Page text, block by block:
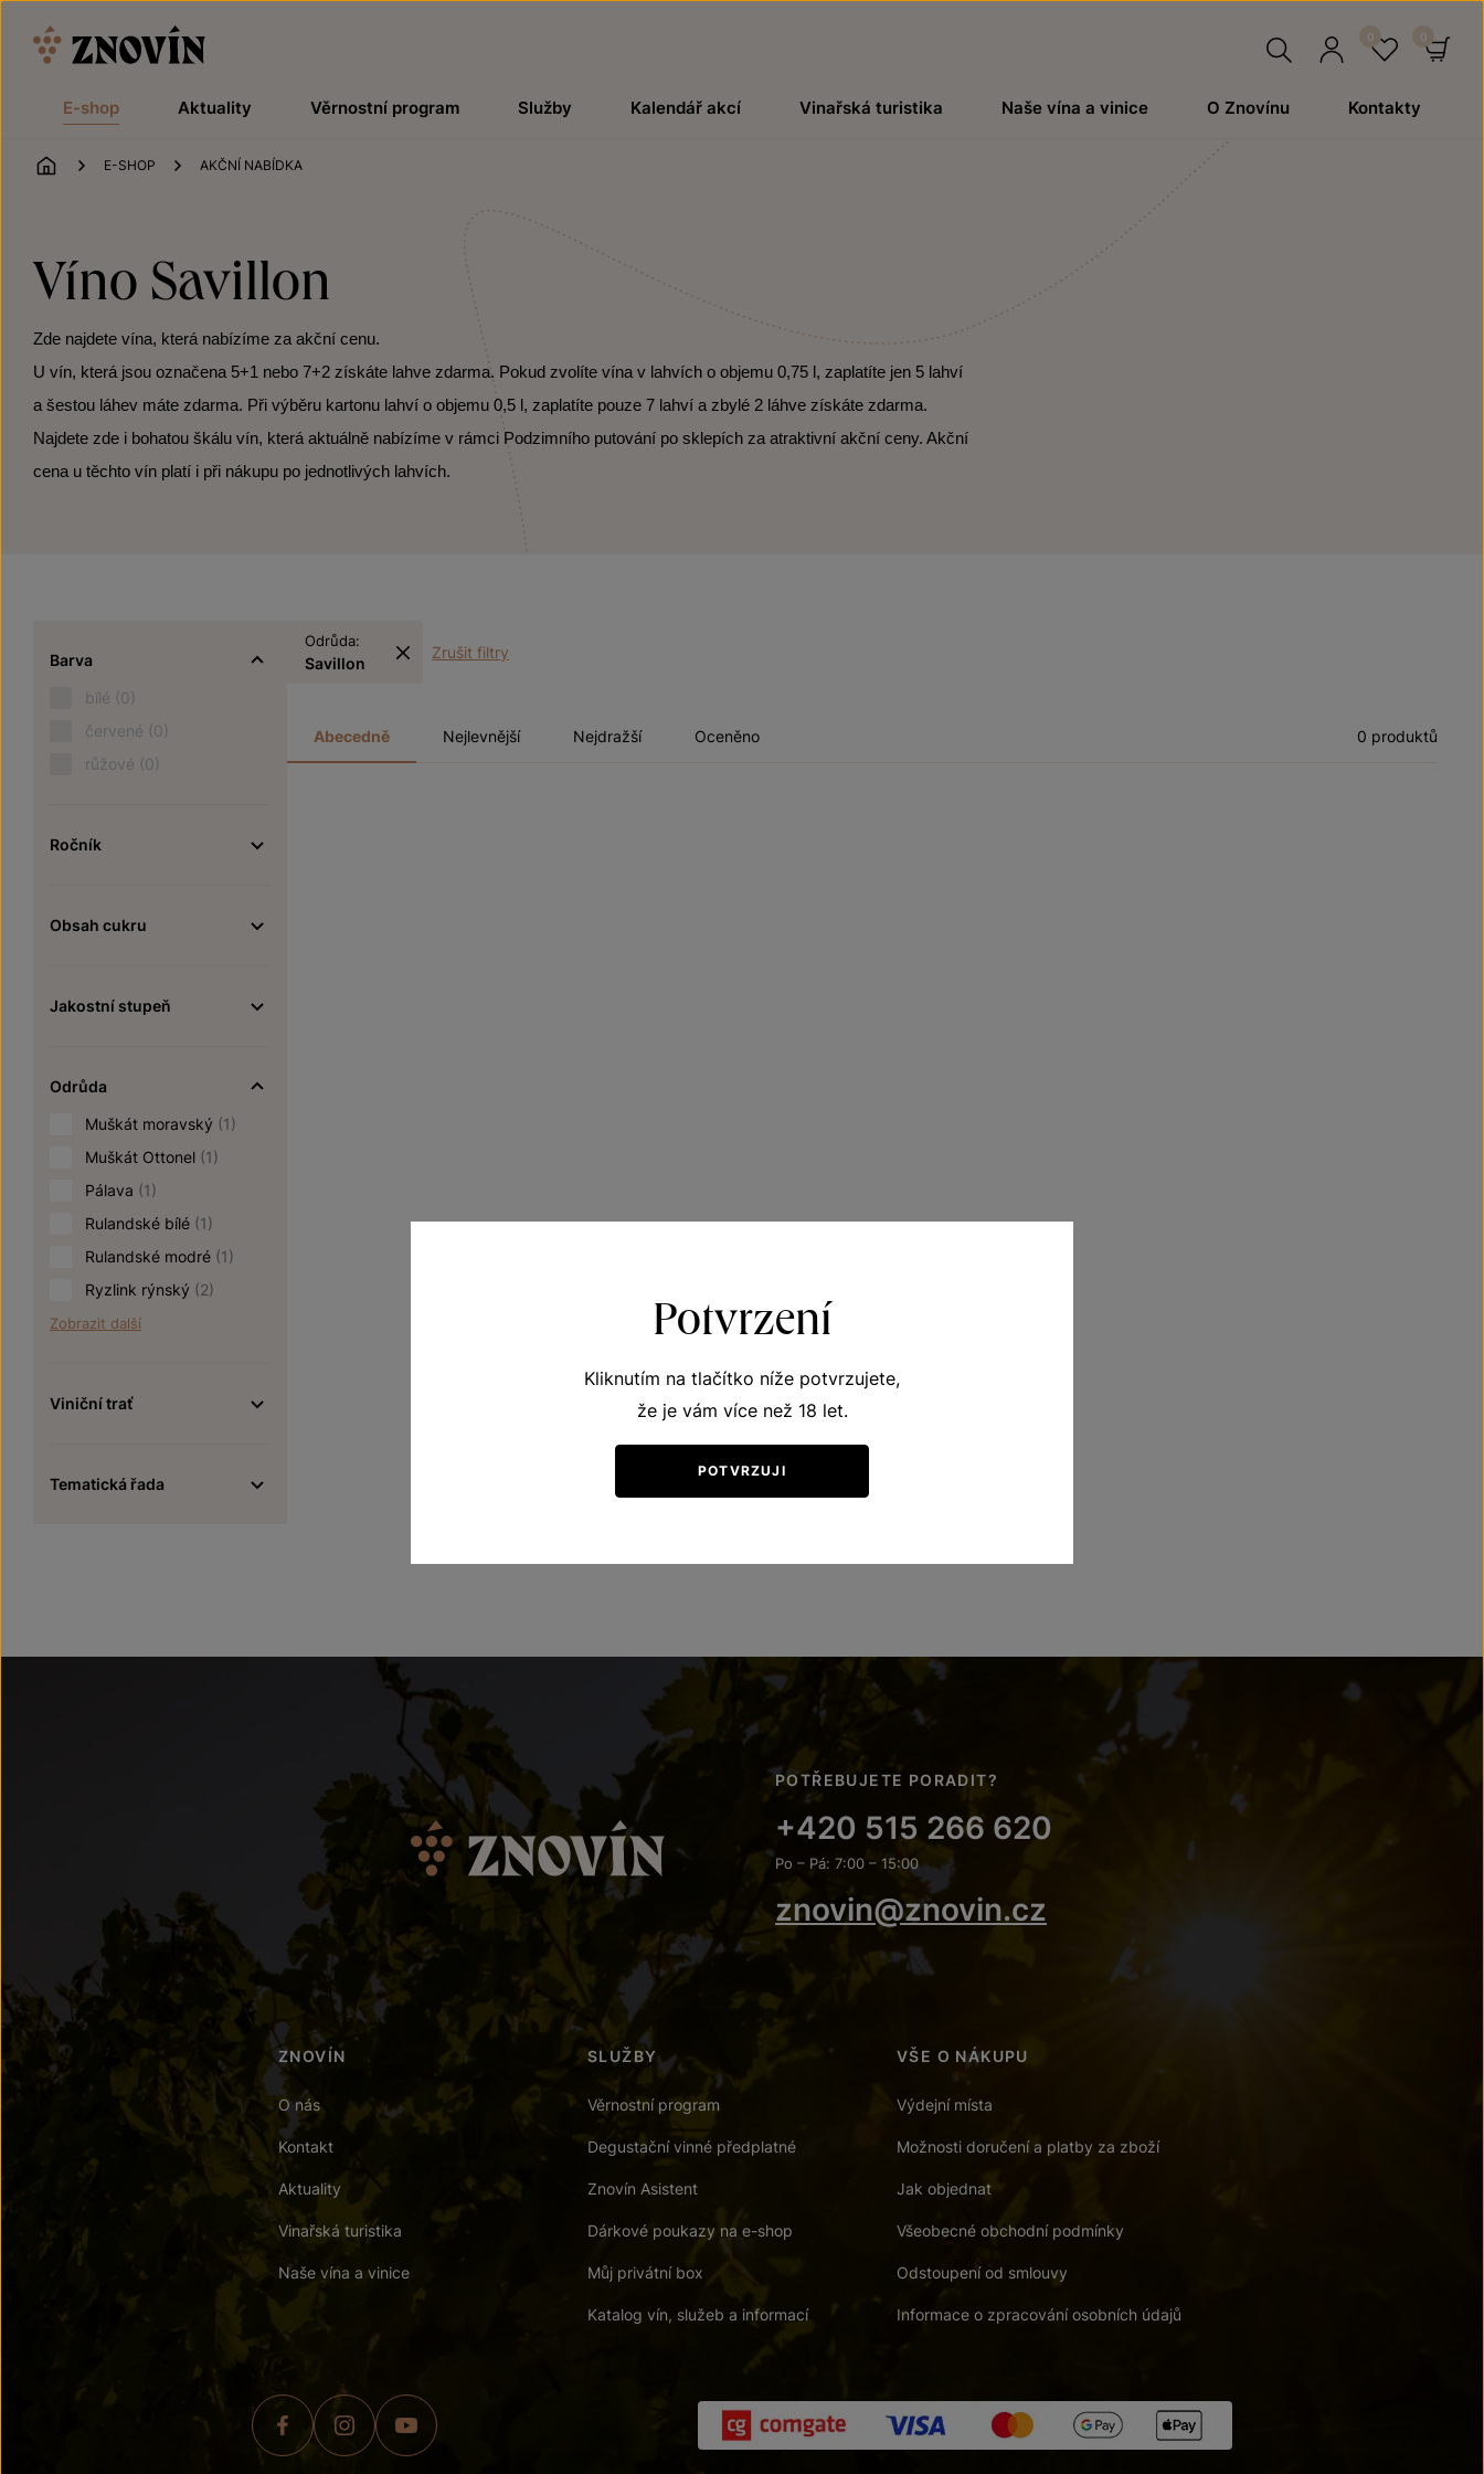
E-shop Aktuality Věrnostní program Služby Kalendář akcí Vinařská turistika Naše vína a vinice O Znovínu Kontakty
ÚVOD
E-SHOP AKČNÍ NABÍDKA
Víno Savillon
Zde najdete vína, která nabízíme za akční cenu.
U vín, která jsou označena 5+1 nebo 7+2 získáte lahve zdarma. Pokud zvolíte vína v lahvích o objemu 0,75 l, zaplatíte jen 5 lahví
a šestou láhev máte zdarma. Při výběru kartonu lahví o objemu 0,5 l, zaplatíte pouze 7 lahví a zbylé 2 láhve získáte zdarma.
Najdete zde i bohatou škálu vín, která aktuálně nabízíme v rámci Podzimního putování po sklepích za atraktivní akční ceny. Akční
cena u těchto vín platí i při nákupu po jednotlivých lahvích.
Barva
bílé (0)
červené (0)
růžové (0)
Ročník
Obsah cukru
Jakostní stupeň
Odrůda
Muškát moravský (1)
Muškát Ottonel (1)
Pálava (1)
Rulandské bílé (1)
Rulandské modré (1)
Ryzlink rýnský (2)
Zobrazit další
Viniční trať
Tematická řada
Odrůda:
Savillon
Zrušit filtry
Abecedně Nejlevnější Nejdražší Oceněno 0 produktů
POTŘEBUJETE PORADIT?
+420 515 266 620
Po – Pá: 7:00 – 15:00
znovin@znovin.cz
ZNOVÍN
O nás
Kontakt
Aktuality
Vinařská turistika
Naše vína a vinice
SLUŽBY
Věrnostní program
Degustační vinné předplatné
Znovín Asistent
Dárkové poukazy na e-shop
Můj privátní box
Katalog vín, služeb a informací
VŠE O NÁKUPU
Výdejní místa
Možnosti doručení a platby za zboží
Jak objednat
Všeobecné obchodní podmínky
Odstoupení od smlouvy
Informace o zpracování osobních údajů
Potvrzení
Kliknutím na tlačítko níže potvrzujete,
že je vám více než 18 let.
POTVRZUJI